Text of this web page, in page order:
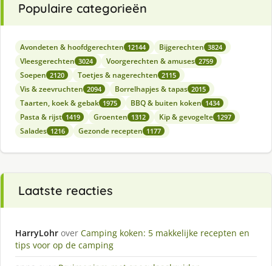
Populaire categorieën
Avondeten & hoofdgerechten 12144 Bijgerechten 3824
Vleesgerechten 3024 Voorgerechten & amuses 2759
Soepen 2120 Toetjes & nagerechten 2115
Vis & zeevruchten 2094 Borrelhapjes & tapas 2015
Taarten, koek & gebak 1975 BBQ & buiten koken 1434
Pasta & rijst 1419 Groenten 1312 Kip & gevogelte 1297
Salades 1216 Gezonde recepten 1177
Laatste reacties
HarryLohr over Camping koken: 5 makkelijke recepten en
tips voor op de camping